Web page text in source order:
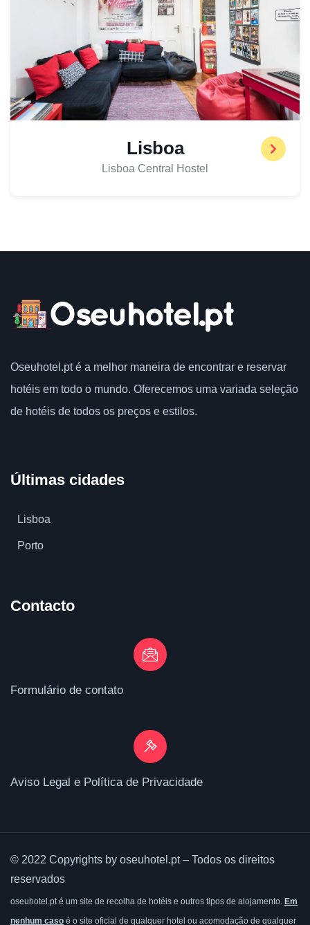
Lisboa
Lisboa Central Hostel
Oseuhotel.pt é a melhor maneira de encontrar e reservar
hotéis em todo o mundo. Oferecemos uma variada seleção
de hotéis de todos os preços e estilos.
Últimas cidades
Lisboa
Porto
Contacto
Formulário de contato
Aviso Legal e Política de Privacidade
© 2022 Copyrights by oseuhotel.pt – Todos os direitos
reservados
oseuhotel.pt é um site de recolha de hotéis e outros tipos de alojamento. Em
nenhum caso é o site oficial de qualquer hotel ou acomodação de qualquer